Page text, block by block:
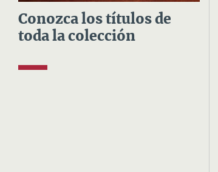
Conozca los títulos de
toda la colección